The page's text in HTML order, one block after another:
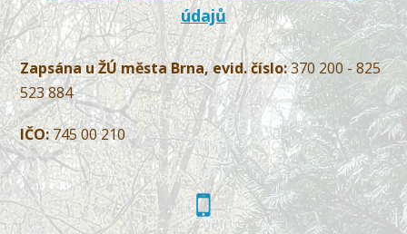
údajů
Zapsána u ŽÚ města Brna, evid. číslo:370 200 - 825
523 884
IČO:745 00 210